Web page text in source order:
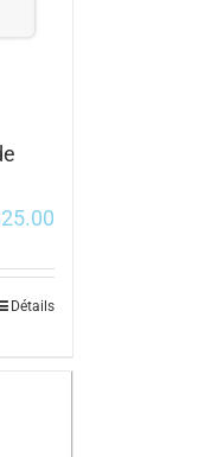
25.00
Détails